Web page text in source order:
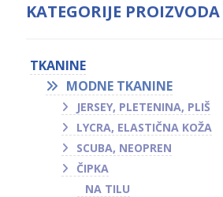
KATEGORIJE PROIZVODA
TKANINE
MODNE TKANINE
JERSEY, PLETENINA, PLIŠ
LYCRA, ELASTIČNA KOŽA
SCUBA, NEOPREN
ČIPKA
NA TILU